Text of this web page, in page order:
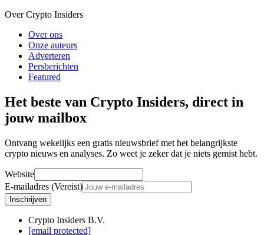
Over Crypto Insiders
Over ons
Onze auteurs
Adverteren
Persberichten
Featured
Het beste van Crypto Insiders, direct in
jouw mailbox
Ontvang wekelijks een gratis nieuwsbrief met het belangrijkste
crypto nieuws en analyses. Zo weet je zeker dat je niets gemist hebt.
Website
E-mailadres (Vereist)
Inschrijven
Crypto Insiders B.V.
[email protected]